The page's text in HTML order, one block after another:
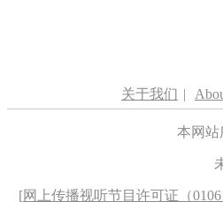
关于我们 |
本网站
[网上传播视听节目许可证（